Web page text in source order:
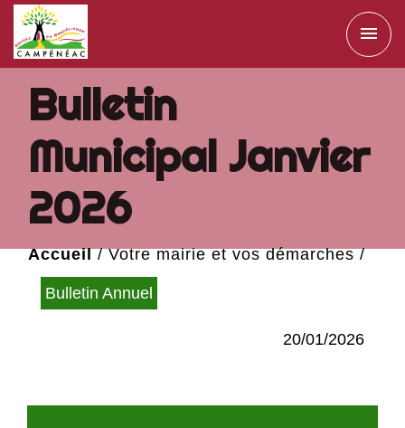
menu
Bulletin
Municipal Janvier
2026
Accueil/Votre mairie et vos démarches/
Publications/Bulletin Municipal Janvier
2026
Bulletin Annuel
20/01/2026